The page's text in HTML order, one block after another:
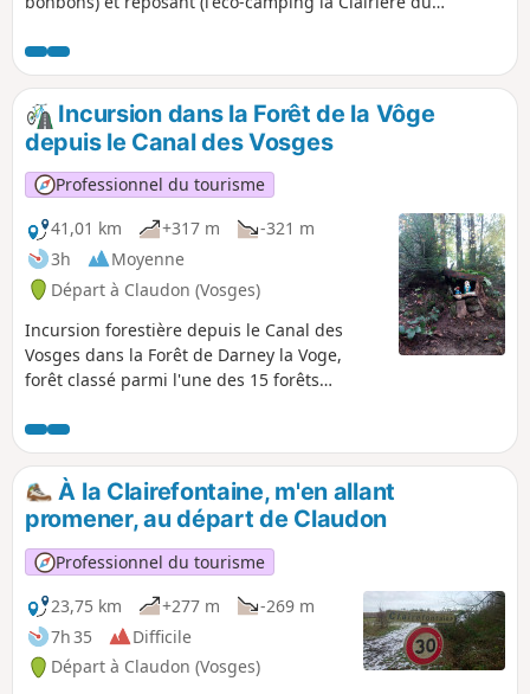
plus belles forêts de France.
Incursion dans la Forêt de la Vôge
depuis le Canal des Vosges
Professionnel du tourisme
41,01 km
+317 m
-321 m
3h
Moyenne
Départ à Claudon (Vosges)
Incursion forestière depuis le Canal des
Vosges dans la Forêt de Darney la Voge,
forêt classé parmi l'une des 15 forêts
mondialement reconnue pour la qualité de
ses chênes. Boucle depuis l'éco-camping de
la clairière du Verbamont.
À la Clairefontaine, m'en allant
promener, au départ de Claudon
Professionnel du tourisme
23,75 km
+277 m
-269 m
7h 35
Difficile
Départ à Claudon (Vosges)